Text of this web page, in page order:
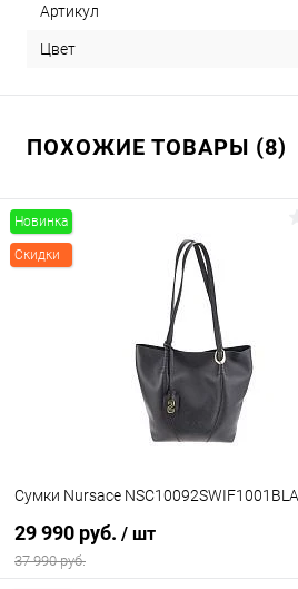
Артикул
Цвет
ПОХОЖИЕ ТОВАРЫ (8)
Новинка
Скидки
Сумки Nursace
29 990 руб. / шт
37 990 руб.